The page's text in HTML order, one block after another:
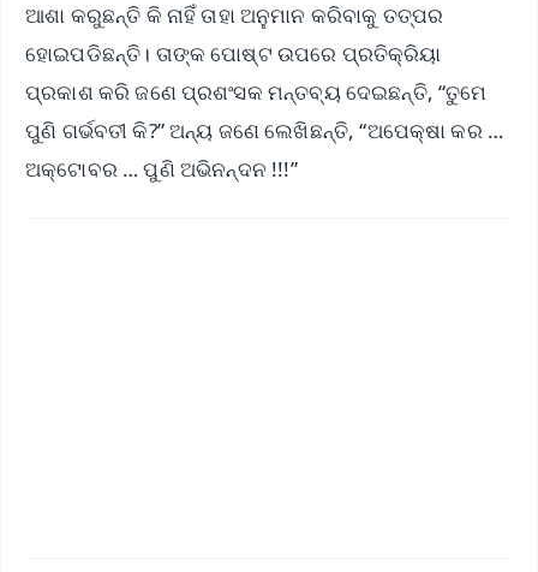
ଆଶା କରୁଛନ୍ତି କି ନାହିଁ ତାହା ଅନୁମାନ କରିବାକୁ ତତ୍ପର
ହୋଇପଡିଛନ୍ତି। ତାଙ୍କ ପୋଷ୍ଟ ଉପରେ ପ୍ରତିକ୍ରିୟା
ପ୍ରକାଶ କରି ଜଣେ ପ୍ରଶଂସକ ମନ୍ତବ୍ୟ ଦେଇଛନ୍ତି, “ତୁମେ
ପୁଣି ଗର୍ଭବତୀ କି?” ଅନ୍ୟ ଜଣେ ଲେଖିଛନ୍ତି, “ଅପେକ୍ଷା କର …
ଅକ୍ଟୋବର … ପୁଣି ଅଭିନନ୍ଦନ !!!”